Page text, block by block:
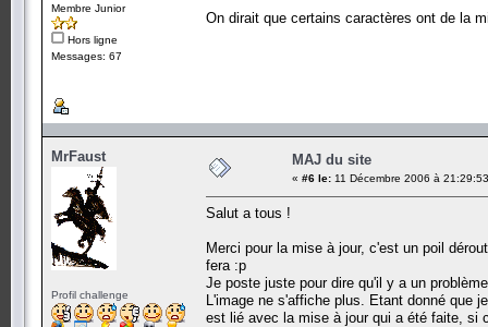
Membre Junior
Hors ligne
Messages: 67
On dirait que certains caractères ont de la
MrFaust
Profil challenge
MAJ du site
« #6 le: 11 Décembre 2006 à
Salut a tous !
Merci pour la mise à jour, c'est un poil
fera :p
Je poste juste pour dire qu'il y a un
L'image ne s'affiche plus. Etant donné
est lié avec la mise à jour qui a été faite, si